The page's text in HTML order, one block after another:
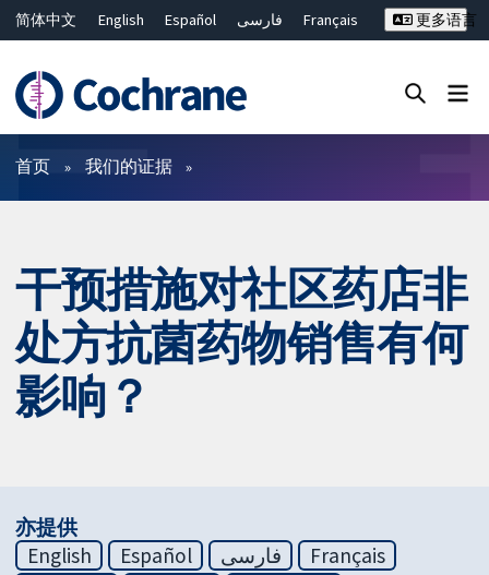
简体中文 English Español فارسی
Français
ไทย
繁體中文
更多语言
过滤
首页 我们的证据
干预措施对社区药店非
处方抗菌药物销售有何
影响？
亦提供
English
Español فارسی
Français